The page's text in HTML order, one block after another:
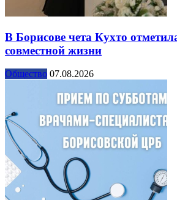
В Борисове чета Кухто
совместной жизни
Общество 07.08.2026